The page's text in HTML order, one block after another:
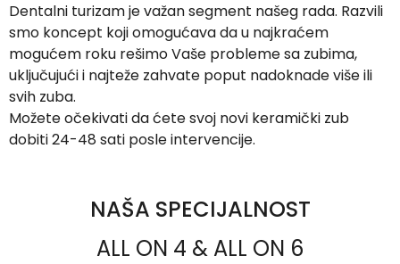
Dentalni turizam je važan segment našeg rada. Razvili
smo koncept koji omogućava da u najkraćem
mogućem roku rešimo Vaše probleme sa zubima,
uključujući i najteže zahvate poput nadoknade više ili
svih zuba.
Možete očekivati da ćete svoj novi keramički zub
dobiti 24-48 sati posle intervencije.
NAŠA SPECIJALNOST
ALL ON 4 & ALL ON 6